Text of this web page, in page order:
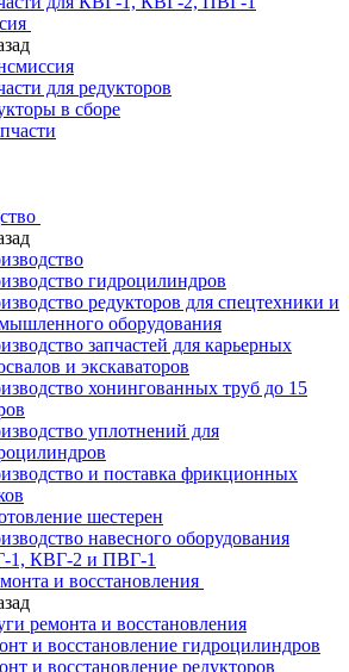
для редукторов
в сборе
гидроцилиндров
редукторов для спецтехники и
оборудования
запчастей для карьерных
и экскаваторов
хонингованных труб до 15
уплотнений для
и поставка фрикционных
шестерен
навесного оборудования
1, КВГ-2 и ПВГ-1
и восстановления
ремонта и восстановления
и восстановление гидроцилиндров
и восстановление редукторов